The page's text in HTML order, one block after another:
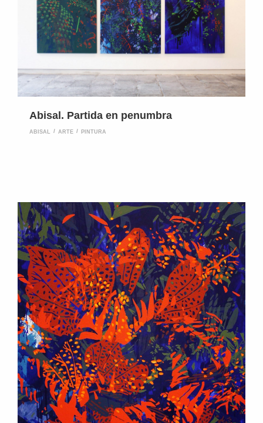
Abisal. Partida en penumbra
ABISAL ARTE PINTURA